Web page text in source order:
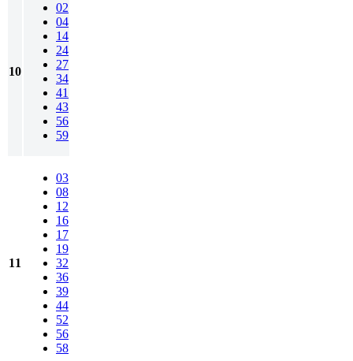
10
02
04
14
24
27
34
41
43
56
59
11
03
08
12
16
17
19
32
36
39
44
52
56
58